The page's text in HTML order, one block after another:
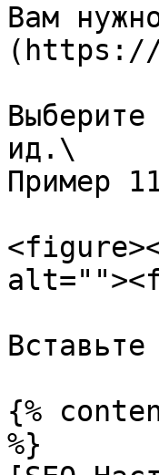
Вам
(https://
ид.\
Пример
{%
%}